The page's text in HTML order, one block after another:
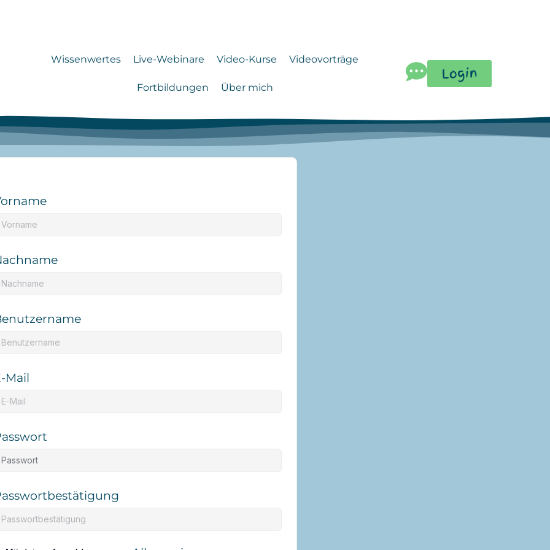
Wissenwertes Live-Webinare Video-Kurse Videovorträge
Fortbildungen Über mich
Login
Mail